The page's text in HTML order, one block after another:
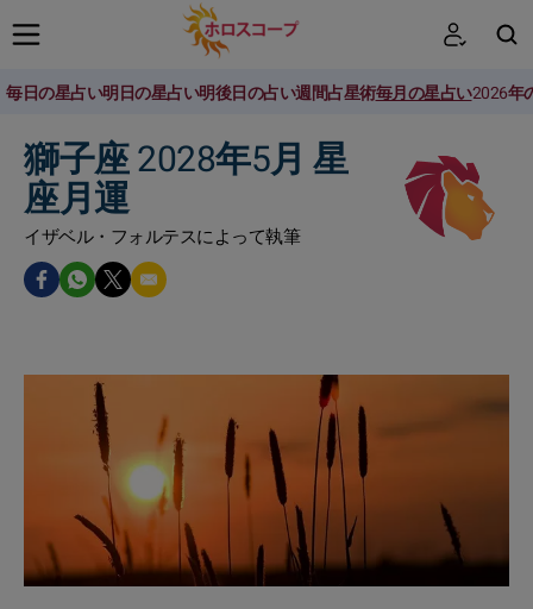
毎日の星占い明日の星占い明後日の占い週間占星術毎月の星占い2026年
獅子座 2028年5月 星
座月運
イザベル・フォルテスによって執筆